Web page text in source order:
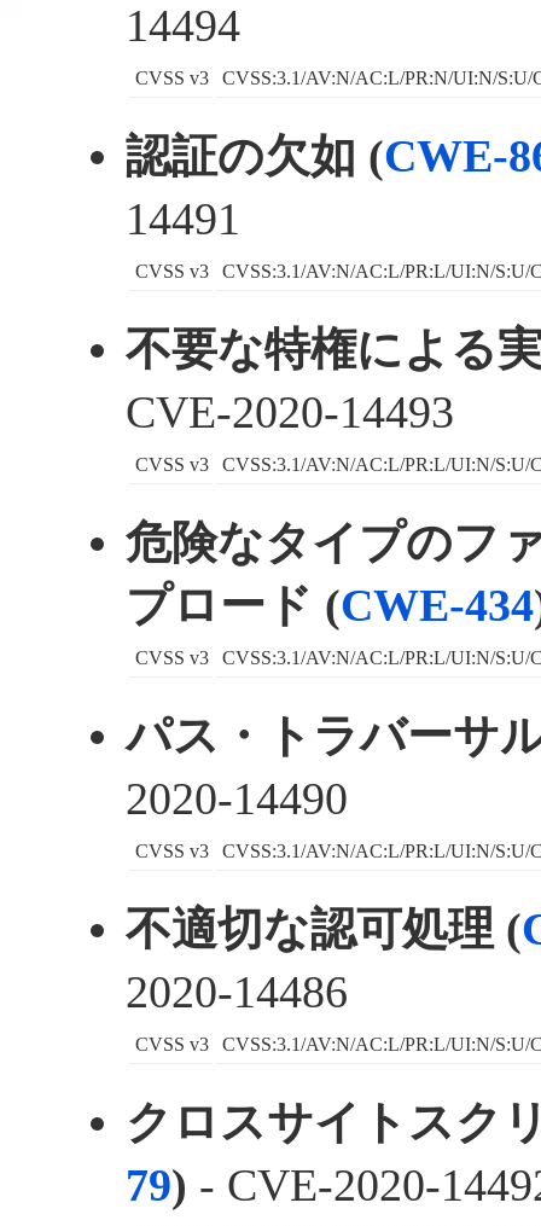
14494
CVSS v3 CVSS:3.1/AV:N/AC:L/PR:N/UI:N/
認証の欠如 (CWE-
14491
CVSS v3 CVSS:3.1/AV:N/AC:L/PR:L/UI:N/S:U/
不要な特権による
CVE-2020-14493
CVSS v3 CVSS:3.1/AV:N/AC:L/PR:L/UI:N/S:U/
危険なタイプのフ
プロード (CWE-434
CVSS v3 CVSS:3.1/AV:N/AC:L/PR:L/UI:N/S:U/
パス・トラバーサ
2020-14490
CVSS v3 CVSS:3.1/AV:N/AC:L/PR:L/UI:N/S:U/
不適切な認可処理 (
2020-14486
CVSS v3 CVSS:3.1/AV:N/AC:L/PR:L/UI:N/S:U/
クロスサイトスク
79) - CVE-2020-